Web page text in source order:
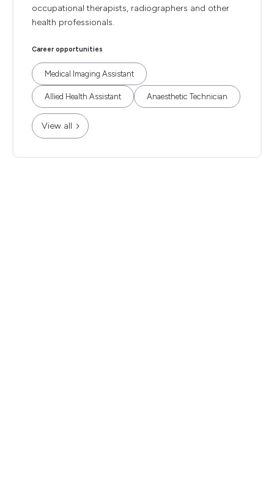
occupational therapists, radiographers and other
health professionals.
Career opportunities
Medical Imaging Assistant
Allied Health Assistant Anaesthetic Technician
View all